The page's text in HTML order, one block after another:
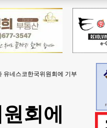
유네스코한국위원회에 기부
회에